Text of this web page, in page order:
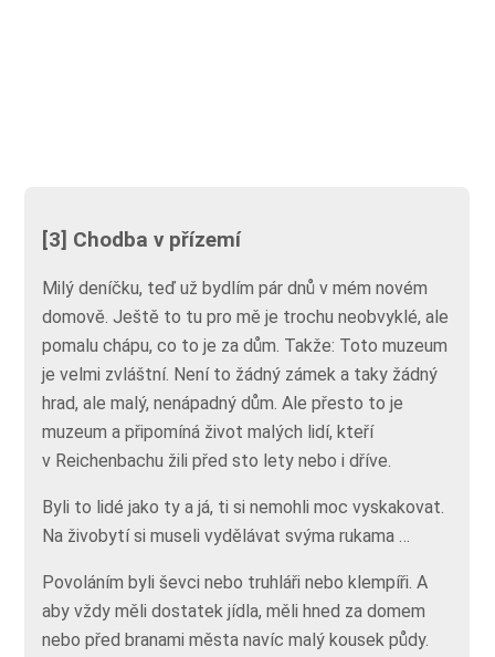
[3] Chodba v přízemí
Milý deníčku, teď už bydlím pár dnů v mém novém
domově. Ještě to tu pro mě je trochu neobvyklé, ale
pomalu chápu, co to je za dům. Takže: Toto muzeum
je velmi zvláštní. Není to žádný zámek a taky žádný
hrad, ale malý, nenápadný dům. Ale přesto to je
muzeum a připomíná život malých lidí, kteří
v Reichenbachu žili před sto lety nebo i dříve.
Byli to lidé jako ty a já, ti si nemohli moc vyskakovat.
Na živobytí si museli vydělávat svýma rukama …
Povoláním byli ševci nebo truhláři nebo klempíři. A
aby vždy měli dostatek jídla, měli hned za domem
nebo před branami města navíc malý kousek půdy.